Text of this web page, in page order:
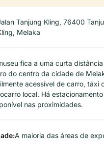
Tanjung Kling, 76400
Melaka
fica a uma curta
do centro da cidade de
acessível de carro, táxi
local. Há estacionamento
nas proximidades.
A maioria das áreas de